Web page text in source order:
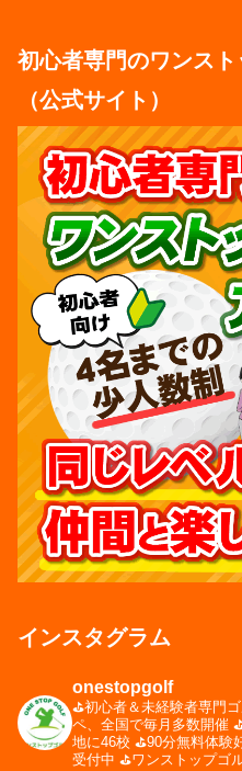
初心者専門のワンス
（公式サイト）
インスタグラム
onestopgolf
⛳️初心者＆未経験者専門
ペ、全国で毎月多数開催
地に46校 ⛳️90分無料体験
受付中 ⛳️ワンストップゴ